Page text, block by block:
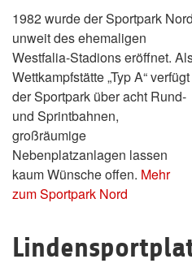
1982 wurde der Sportpark Nord
unweit des ehemaligen
Westfalia-Stadions eröffnet.
Wettkampfstätte „Typ A“ verfügt
der Sportpark über acht Rund-
und Sprintbahnen,
großräumige
Nebenplatzanlagen lassen
kaum Wünsche offen. Mehr
zum Sportpark Nord